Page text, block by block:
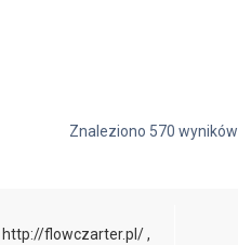
Znaleziono 570 wyników
http://flowczarter.pl/ ,